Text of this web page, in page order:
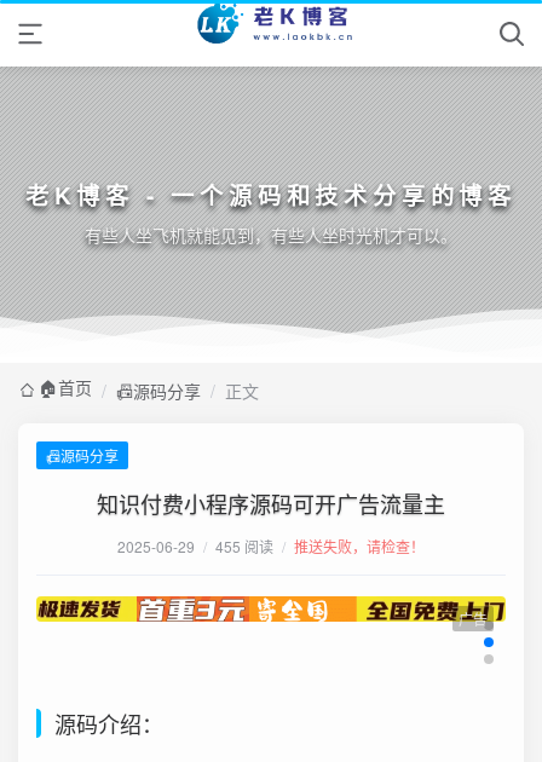
老K博客 - 一个源码和技术分享的博客
有些人坐飞机就能见到，有些人坐时光机才可以。
🏠️首页 / 📠源码分享 / 正文
📠源码分享
知识付费小程序源码可开广告流量主
2025-06-29 / 455 阅读 / 推送失败，请检查！
广告
源码介绍：